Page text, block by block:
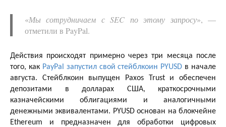
«Мы сотрудничаем с SEC по этому запросу», —
отметили в PayPal.
Действия происходят примерно через три месяца после
того, как PayPal запустил свой стейблкоин PYUSD в начале
августа. Стейблкоин выпущен Paxos Trust и обеспечен
депозитами в долларах США, краткосрочными
казначейскими облигациями и аналогичными
денежными эквивалентами. PYUSD основан на блокчейне
Ethereum и предназначен для обработки цифровых